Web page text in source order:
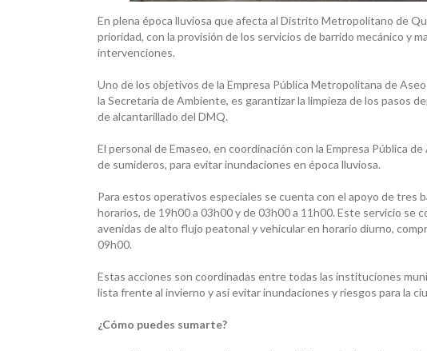
En plena época lluviosa que afecta al Distrito Metropolitano de
prioridad, con la provisión de los servicios de barrido mecánico y
intervenciones.
Uno de los objetivos de la Empresa Pública Metropolitana de
la Secretaría de Ambiente, es garantizar la limpieza de los pasos
de alcantarillado del DMQ.
El personal de Emaseo, en coordinación con la Empresa Pública
de sumideros, para evitar inundaciones en época lluviosa.
Para estos operativos especiales se cuenta con el apoyo de tres
horarios, de 19h00 a 03h00 y de 03h00 a 11h00. Este servicio se
avenidas de alto flujo peatonal y vehicular en horario diurno,
09h00.
Estas acciones son coordinadas entre todas las instituciones
lista frente al invierno y así evitar inundaciones y riesgos para la
¿Cómo puedes sumarte?